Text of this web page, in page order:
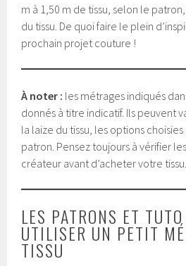
m à 1,50 m de tissu, selon le
du tissu. De quoi faire le plein
prochain projet couture !
À noter : les métrages indiqués
donnés à titre indicatif. Ils peuvent
la laize du tissu, les options
patron. Pensez toujours à vérifier
créateur avant d’acheter votre tissu.
LES PATRONS ET
UTILISER UN PETIT
TISSU